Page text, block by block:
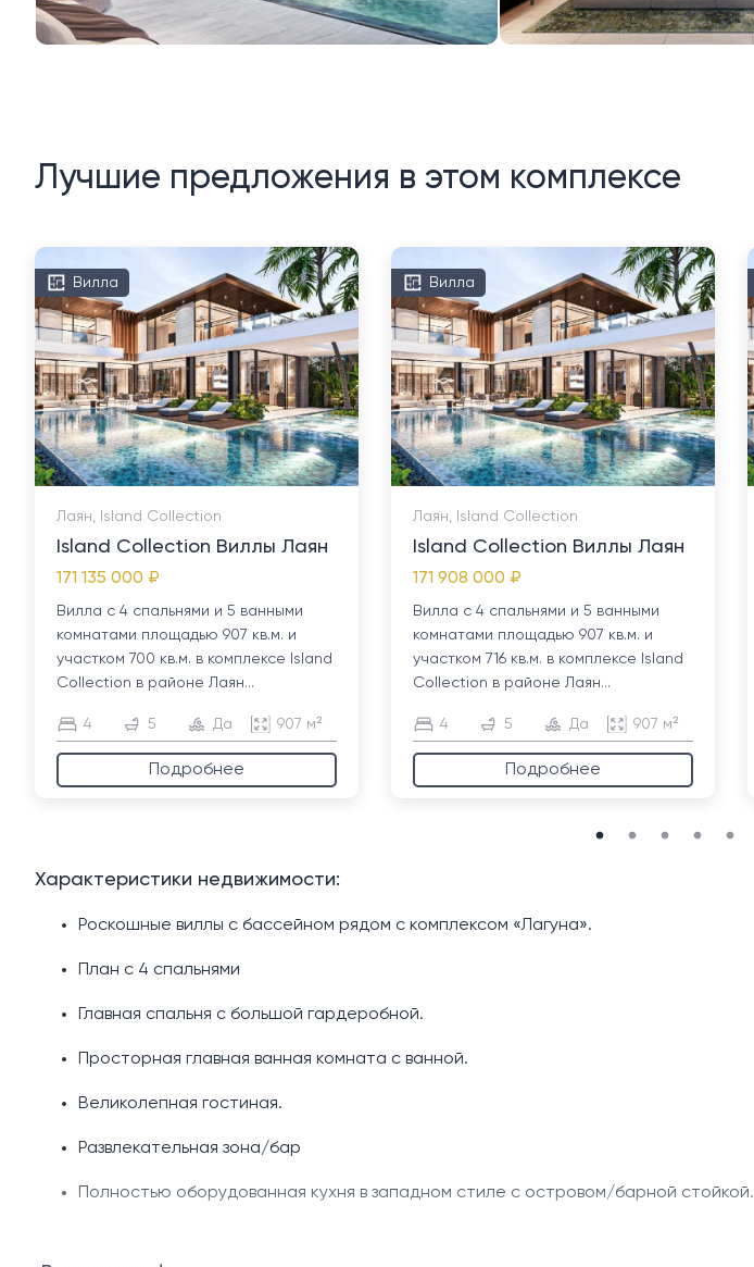
Лучшие предложения в этом комплексе
Вилла
Лаян, Island Collection
Island Collection Виллы Лаян
171 135 000 ₽
Вилла с 4 спальнями и 5 ванными
комнатами площадью 907 кв.м. и
участком 700 кв.м. в комплексе Island
Collection в районе Лаян...
4 5 Да 907 м²
Подробнее
Вилла
Лаян, Island Collection
Island Collection Виллы Лаян
171 908 000 ₽
Вилла с 4 спальнями и 5 ванными
комнатами площадью 907 кв.м. и
участком 716 кв.м. в комплексе Island
Collection в районе Лаян...
4 5 Да 907 м²
Подробнее
Характеристики недвижимости:
Роскошные виллы с бассейном рядом с комплексом «Лагуна».
План с 4 спальнями
Главная спальня с большой гардеробной.
Просторная главная ванная комната с ванной.
Великолепная гостиная.
Развлекательная зона/бар
Полностью оборудованная кухня в западном стиле с островом/барной стойкой.